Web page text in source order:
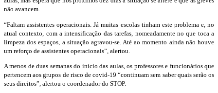
não avancem.
“Faltam assistentes operacionais. Já muitas escolas tinham este problema e, no
atual contexto, com a intensificação das tarefas, nomeadamente no que toca a
limpeza dos espaços, a situação agravou-se. Até ao momento ainda não houve
um reforço de assistentes operacionais”, alertou.
A menos de duas semanas do início das aulas, os professores e funcionários que
pertencem aos grupos de risco de covid-19 “continuam sem saber quais serão os
seus direitos”, alertou o coordenador do STOP.